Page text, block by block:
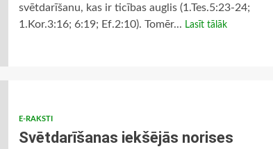
svētdarīšanu, kas ir ticības auglis (1.Tes.5:23-24;
1.Kor.3:16; 6:19; Ef.2:10). Tomēr... Lasīt tālāk
E-RAKSTI
Svētdarīšanas iekšējās norises